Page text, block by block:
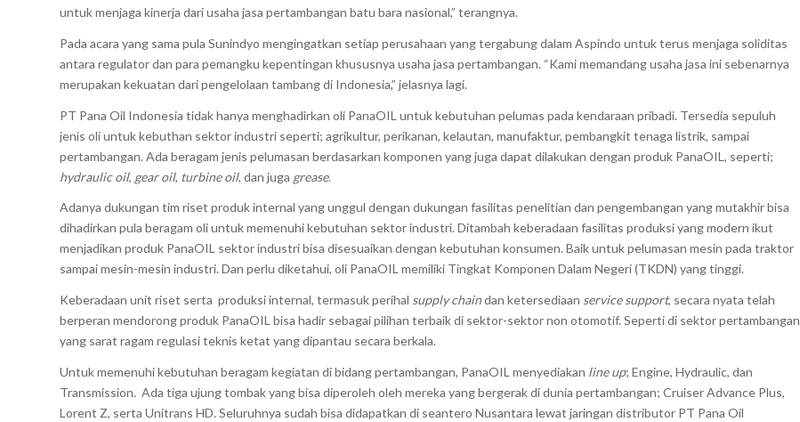
untuk menjaga kinerja dari usaha jasa pertambangan batu bara nasional,” terangnya.
Pada acara yang sama pula Sunindyo mengingatkan setiap perusahaan yang tergabung dalam Aspindo untuk terus menjaga soliditas
antara regulator dan para pemangku kepentingan khususnya usaha jasa pertambangan. “Kami memandang usaha jasa ini sebenarnya
merupakan kekuatan dari pengelolaan tambang di Indonesia,” jelasnya lagi.
PT Pana Oil Indonesia tidak hanya menghadirkan oli PanaOIL untuk kebutuhan pelumas pada kendaraan pribadi. Tersedia sepuluh
jenis oli untuk kebuthan sektor industri seperti; agrikultur, perikanan, kelautan, manufaktur, pembangkit tenaga listrik, sampai
pertambangan. Ada beragam jenis pelumasan berdasarkan komponen yang juga dapat dilakukan dengan produk PanaOIL, seperti;
hydraulic oil, gear oil, turbine oil, dan juga grease.
Adanya dukungan tim riset produk internal yang unggul dengan dukungan fasilitas penelitian dan pengembangan yang mutakhir bisa
dihadirkan pula beragam oli untuk memenuhi kebutuhan sektor industri. Ditambah keberadaan fasilitas produksi yang modern ikut
menjadikan produk PanaOIL sektor industri bisa disesuaikan dengan kebutuhan konsumen. Baik untuk pelumasan mesin pada traktor
sampai mesin-mesin industri. Dan perlu diketahui, oli PanaOIL memiliki Tingkat Komponen Dalam Negeri (TKDN) yang tinggi.
Keberadaan unit riset serta produksi internal, termasuk perihal supply chaindan ketersediaan service support, secara nyata telah
berperan mendorong produk PanaOIL bisa hadir sebagai pilihan terbaik di sektor-sektor non otomotif. Seperti di sektor pertambangan
yang sarat ragam regulasi teknis ketat yang dipantau secara berkala.
Untuk memenuhi kebutuhan beragam kegiatan di bidang pertambangan, PanaOIL menyediakan line up; Engine, Hydraulic, dan
Transmission. Ada tiga ujung tombak yang bisa diperoleh oleh mereka yang bergerak di dunia pertambangan; Cruiser Advance Plus,
Lorent Z, serta Unitrans HD. Seluruhnya sudah bisa didapatkan di seantero Nusantara lewat jaringan distributor PT Pana Oil